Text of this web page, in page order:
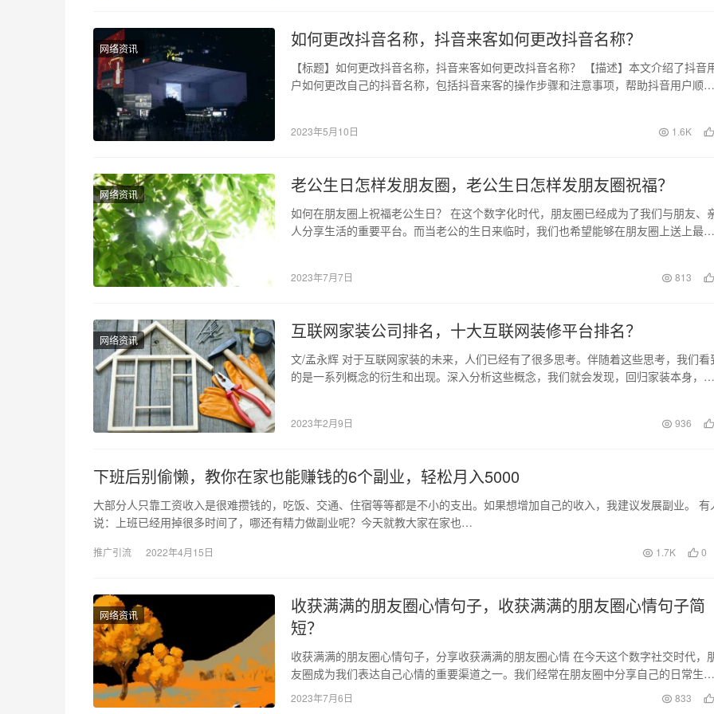
网络资讯 如何更改抖音名称，抖音来客如何更改抖音名称？
【标题】如何更改抖音名称，抖音来客如何更改抖音名称？ 【描述】本文介绍了抖音
户如何更改自己的抖音名称，包括抖音来客的操作步骤和注意事项，帮助抖音用户顺利
2023年5月10日 1.6K
网络资讯 老公生日怎样发朋友圈，老公生日怎样发朋友圈祝福？
如何在朋友圈上祝福老公生日？ 在这个数字化时代，朋友圈已经成为了我们与朋友、
人分享生活的重要平台。而当老公的生日来临时，我们也希望能够在朋友圈上送上最特
2023年7月7日 813
网络资讯 互联网家装公司排名，十大互联网装修平台排名？
文/孟永辉 对于互联网家装的未来，人们已经有了很多思考。伴随着这些思考，我们看
的是一系列概念的衍生和出现。深入分析这些概念，我们就会发现，回归家装本身，实
2023年2月9日 936
下班后别偷懒，教你在家也能赚钱的6个副业，轻松月入5000
大部分人只靠工资收入是很难攒钱的，吃饭、交通、住宿等等都是不小的支出。如果想增加自己的收入，我建议发展副业。 有
说：上班已经用掉很多时间了，哪还有精力做副业呢？今天就教大家在家也…
推广引流 2022年4月15日 1.7K 0
网络资讯
收获满满的朋友圈心情句子，收获满满的朋友圈心情句子简
短？
收获满满的朋友圈心情句子，分享收获满满的朋友圈心情 在今天这个数字社交时代，
友圈成为我们表达自己心情的重要渠道之一。我们经常在朋友圈中分享自己的日常生
活、喜悦和感慨，而一句简短的…
2023年7月6日 833